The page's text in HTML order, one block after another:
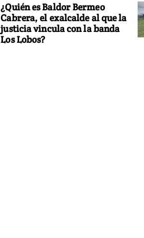
¿Quién es Baldor Bermeo
Cabrera, el exalcalde al que la
justicia vincula con la banda
Los Lobos?